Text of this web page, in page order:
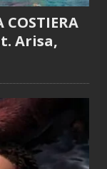
Arisa,